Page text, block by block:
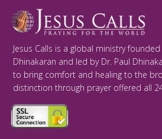
Jesus Calls is a global ministry founded
Dhinakaran and led by Dr. Paul
to bring comfort and healing to the
distinction through prayer offered all